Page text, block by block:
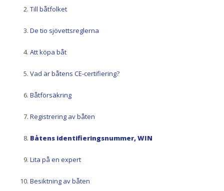
Till båtfolket
De tio sjövettsreglerna
Att köpa båt
Vad är båtens CE-certifiering?
Båtförsäkring
Registrering av båten
Båtens identifieringsnummer, WIN
Lita på en expert
Besiktning av båten